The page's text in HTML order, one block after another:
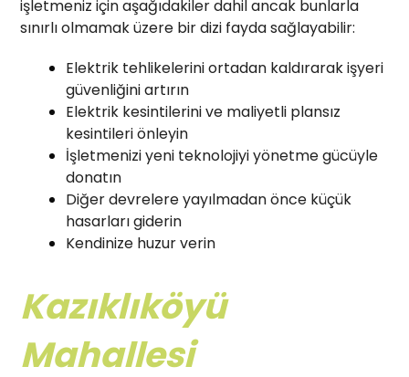
işletmeniz için aşağıdakiler dahil ancak bunlarla
sınırlı olmamak üzere bir dizi fayda sağlayabilir:
Elektrik tehlikelerini ortadan kaldırarak işyeri
güvenliğini artırın
Elektrik kesintilerini ve maliyetli plansız
kesintileri önleyin
İşletmenizi yeni teknolojiyi yönetme gücüyle
donatın
Diğer devrelere yayılmadan önce küçük
hasarları giderin
Kendinize huzur verin
Kazıklıköyü
Mahallesi